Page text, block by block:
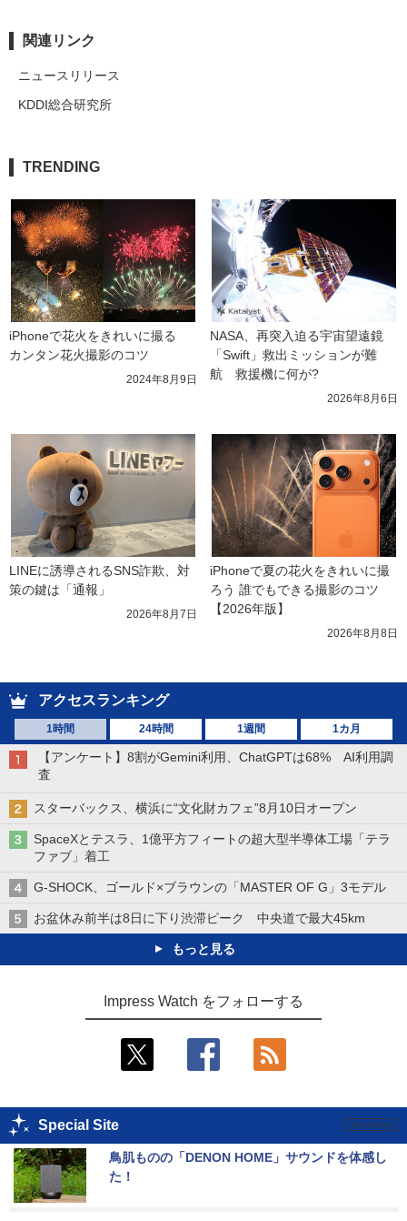
関連リンク
ニュースリリース
KDDI総合研究所
TRENDING
iPhoneで花火をきれいに撮る
カンタン花火撮影のコツ
2024年8月9日
NASA、再突入迫る宇宙望遠鏡
「Swift」救出ミッションが難
航　救援機に何が?
2026年8月6日
LINEに誘導されるSNS詐欺、対
策の鍵は「通報」
2026年8月7日
iPhoneで夏の花火をきれいに撮
ろう 誰でもできる撮影のコツ
【2026年版】
2026年8月8日
アクセスランキング
1時間 24時間 1週間 1カ月
【アンケート】8割がGemini利用、ChatGPTは68% AI利用調
査
スターバックス、横浜に“文化財カフェ”8月10日オープン
SpaceXとテスラ、1億平方フィートの超大型半導体工場「テラ
ファブ」着工
G-SHOCK、ゴールド×ブラウンの「MASTER OF G」3モデル
お盆休み前半は8日に下り渋滞ピーク 中央道で最大45km
もっと見る
Impress Watch をフォローする
Special Site
鳥肌ものの「DENON HOME」サウンドを体感し
た！